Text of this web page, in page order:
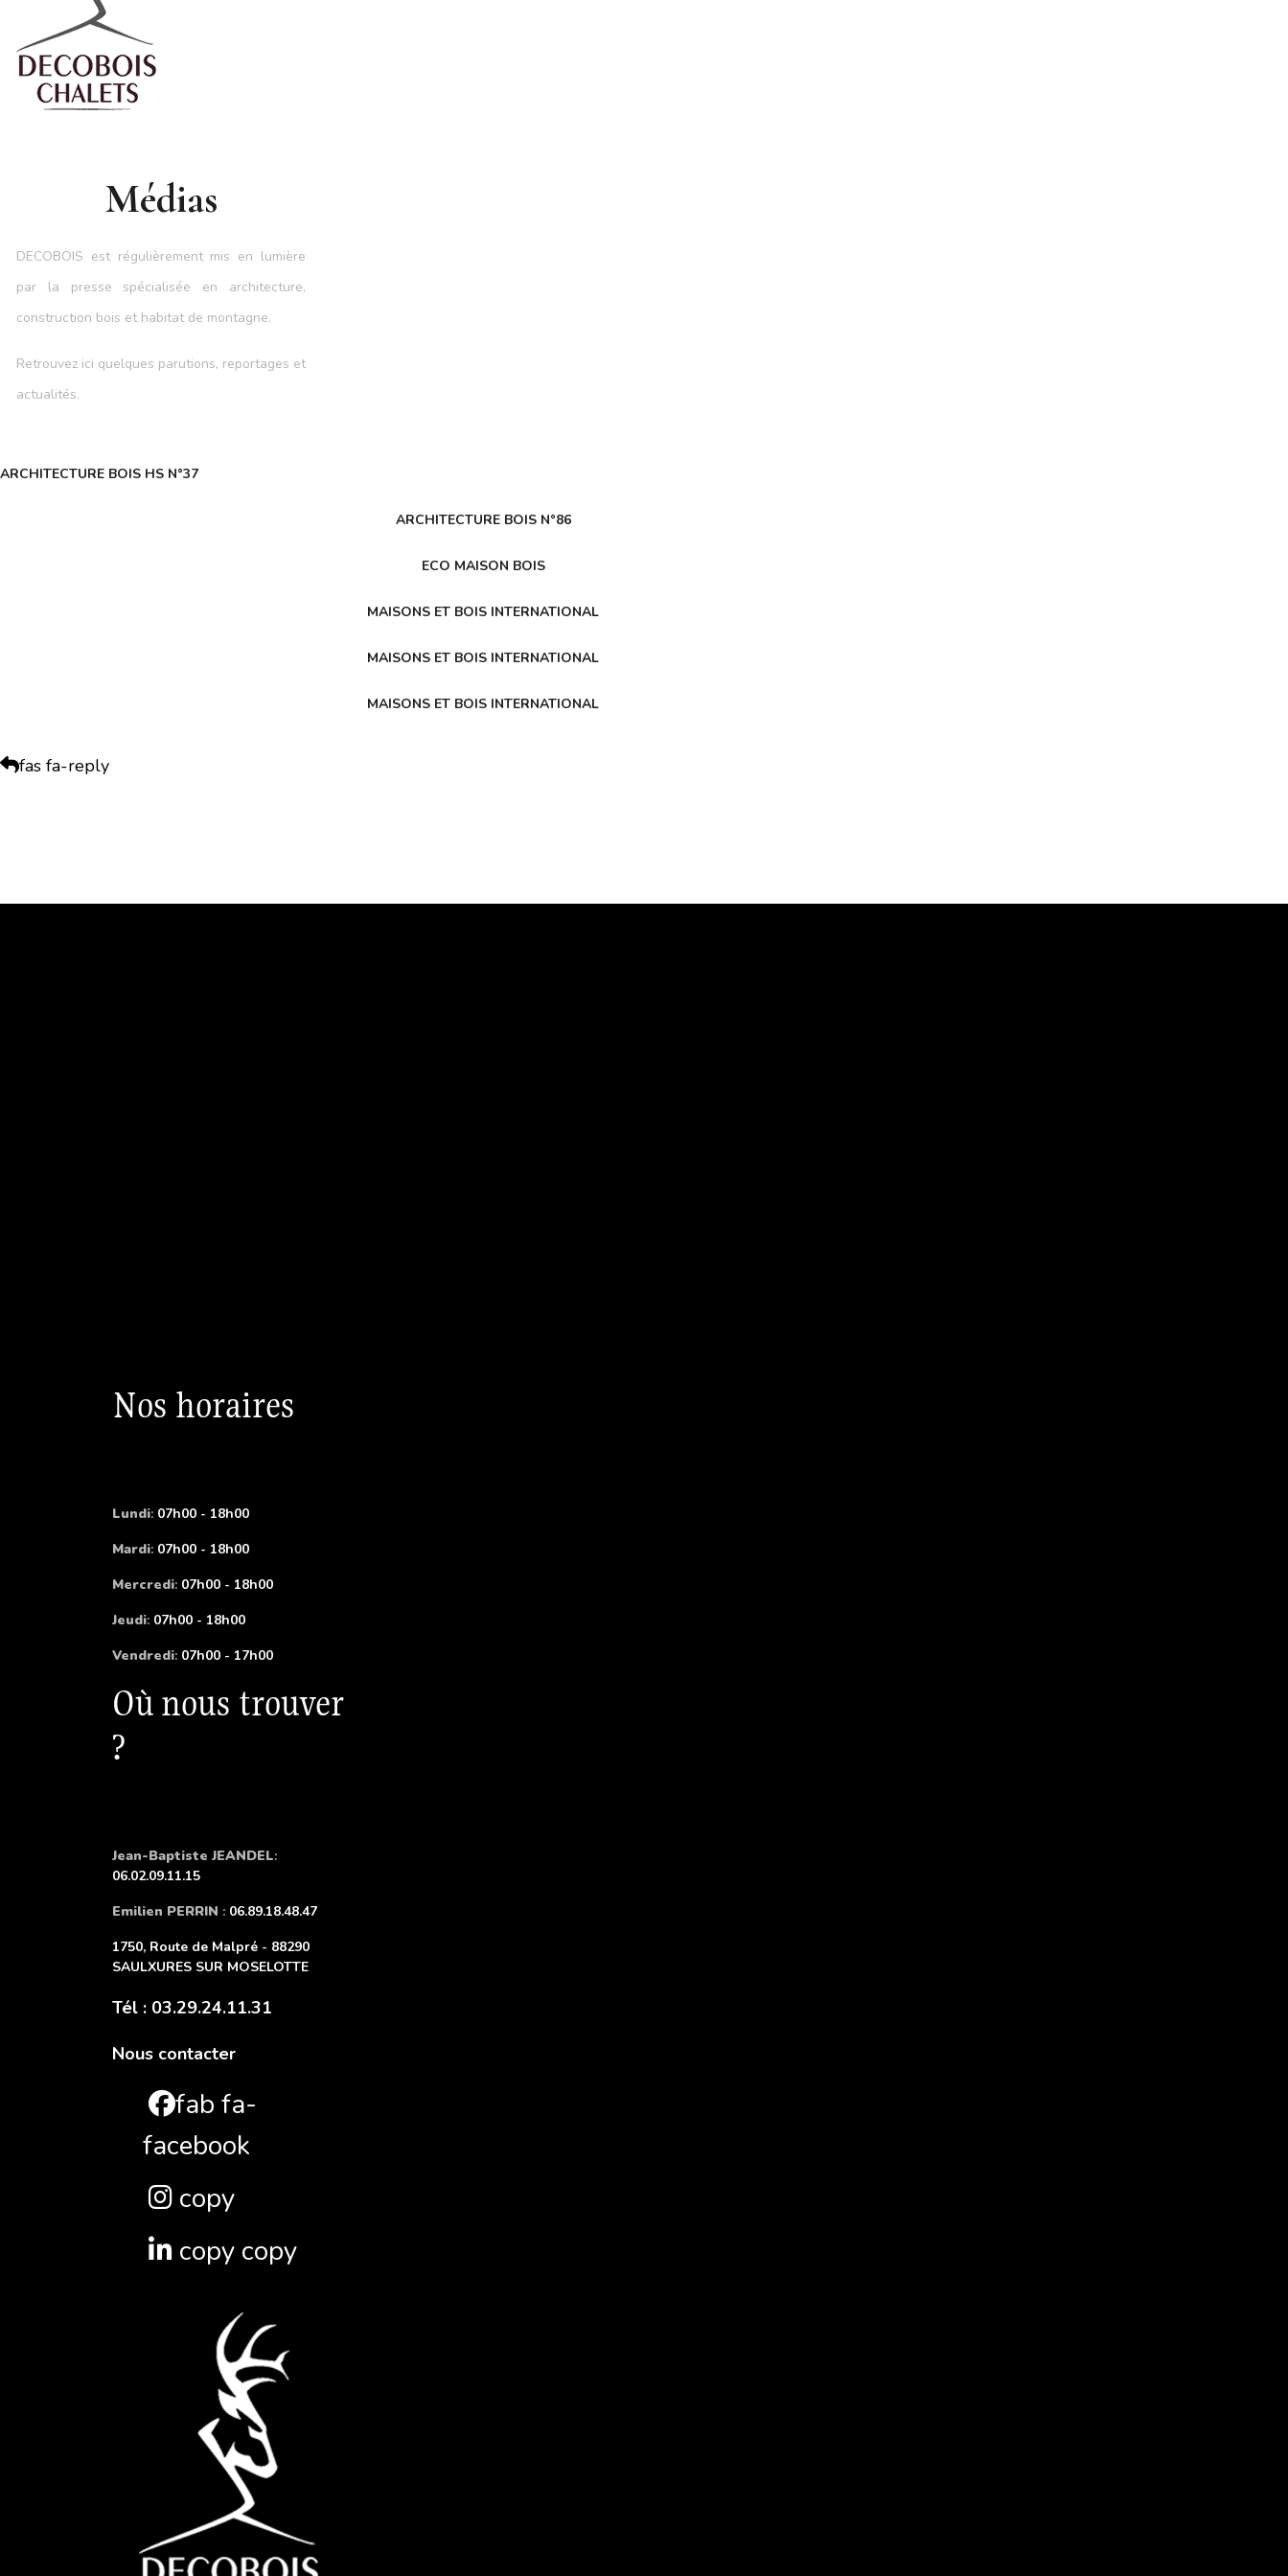
Médias
DECOBOIS est régulièrement mis en lumière
par la presse spécialisée en architecture,
construction bois et habitat de montagne.
Retrouvez ici quelques parutions, reportages et
actualités.
ARCHITECTURE BOIS HS N°37
ARCHITECTURE BOIS N°86
ECO MAISON BOIS
MAISONS ET BOIS INTERNATIONAL
MAISONS ET BOIS INTERNATIONAL
MAISONS ET BOIS INTERNATIONAL
fas fa-reply
Nos horaires
Lundi: 07h00 - 18h00
Mardi: 07h00 - 18h00
Mercredi: 07h00 - 18h00
Jeudi: 07h00 - 18h00
Vendredi: 07h00 - 17h00
Où nous trouver
?
Jean-Baptiste JEANDEL:
06.02.09.11.15
Emilien PERRIN : 06.89.18.48.47
1750, Route de Malpré - 88290
SAULXURES SUR MOSELOTTE
Tél : 03.29.24.11.31
Nous contacter
fab fa-
facebook
copy
copy copy